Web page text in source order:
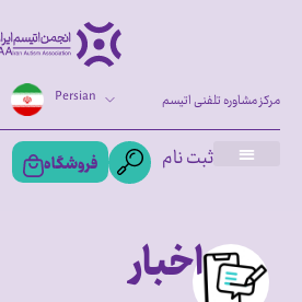
Persian مرکز مشاوره تلفنی اتیسم
ثبت نام فروشگاه
اخبار